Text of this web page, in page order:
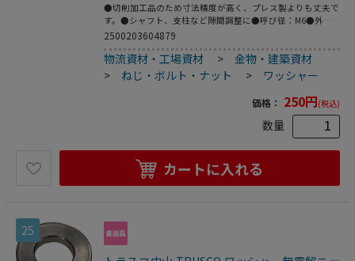
●切削加工品のため寸法精度が高く、プレス製よりも丈夫で
す。●シャフト、支柱など隙間調整に●呼び径：M6●外径
(mm)：25●内径(mm)：6●厚さ(mm)：3●鉄(無電解ニッケ
2500203604879
物流資材・工場資材 >金物・建築資材
> ねじ・ボルト・ナット > ワッシャー
価格： 250円(税込)
数量
カートに入れる
25